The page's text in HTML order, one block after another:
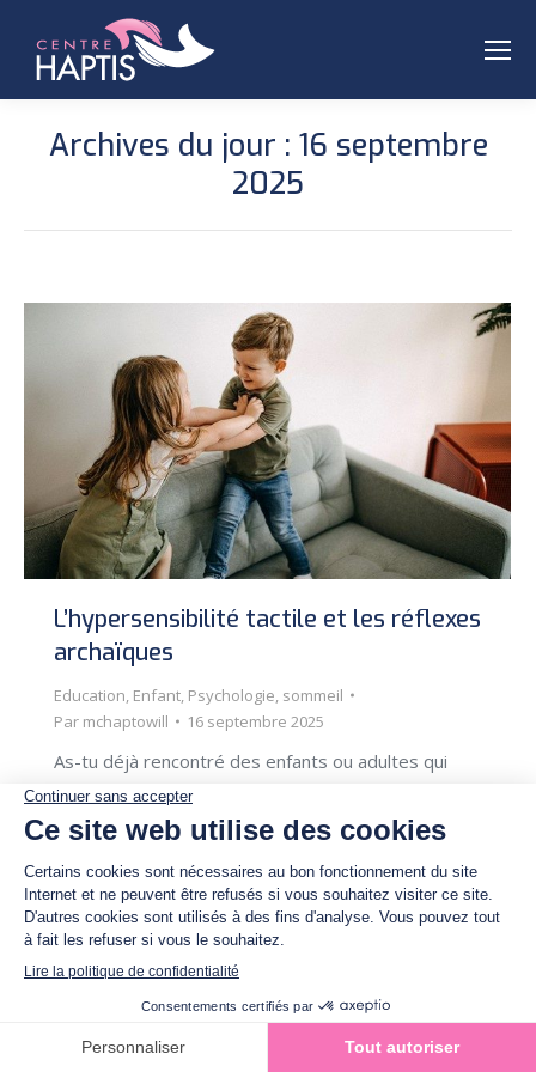
Archives du jour : 16 septembre
2025
L’hypersensibilité tactile et les réflexes
archaïques
Education, Enfant, Psychologie, sommeil
Par mchaptowill 16 septembre 2025
As-tu déjà rencontré des enfants ou adultes qui
semblent incapables de rester en place ? Qui ont
du mal à se concentrer, toujours à fleur de peau ?
Qui ne supportent pas les étiquettes de leurs
vêtements, ou qui évitent les contacts physiques
et les interactions sociales ? Qui paraissent mal à
l’aise dans leur…